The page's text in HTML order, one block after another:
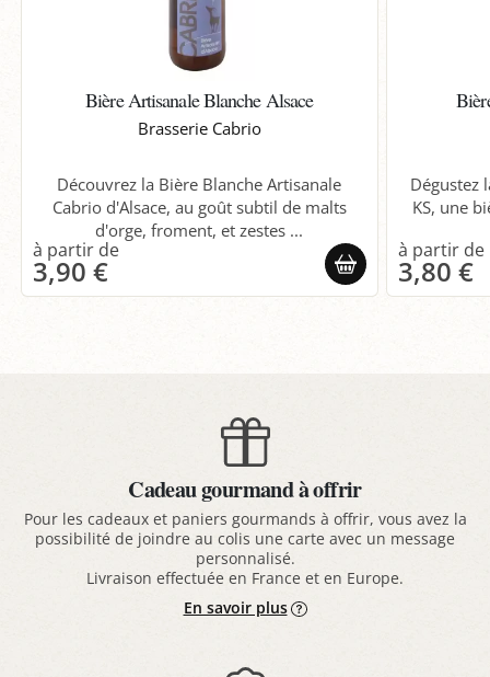
Bière Artisanale Blanche Alsace
Brasserie Cabrio
Découvrez la Bière Blanche Artisanale
Cabrio d'Alsace, au goût subtil de malts
d'orge, froment, et zestes ...
3,90 €
Dégustez
KS, une
3,80 €
Cadeau gourmand à offrir
Pour les cadeaux et paniers gourmands à offrir, vous avez la
possibilité de joindre au colis une carte avec un message
personnalisé.
Livraison effectuée en France et en Europe.
En savoir plus